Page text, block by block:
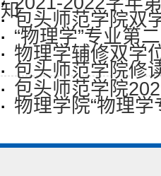
知
· 包头师范学院双
· “物理学”专业第
· 物理学辅修双学
· 包头师范学院修
· 包头师范学院
· 物理学院“物理